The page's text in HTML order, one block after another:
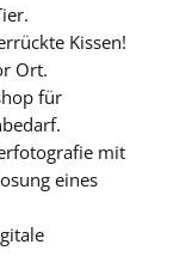
Kissen!
Ort.
für
mit
eines